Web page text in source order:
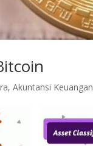
,Akuntansi Keuangan